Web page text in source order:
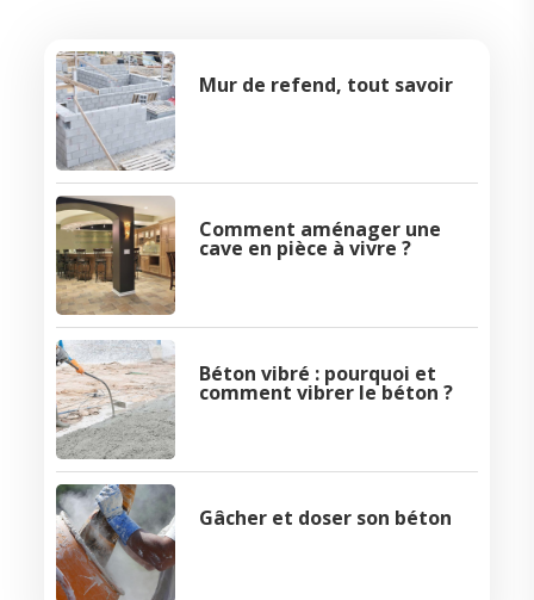
Mur de refend, tout savoir
Comment aménager une
cave en pièce à vivre ?
Béton vibré : pourquoi et
comment vibrer le béton ?
Gâcher et doser son béton